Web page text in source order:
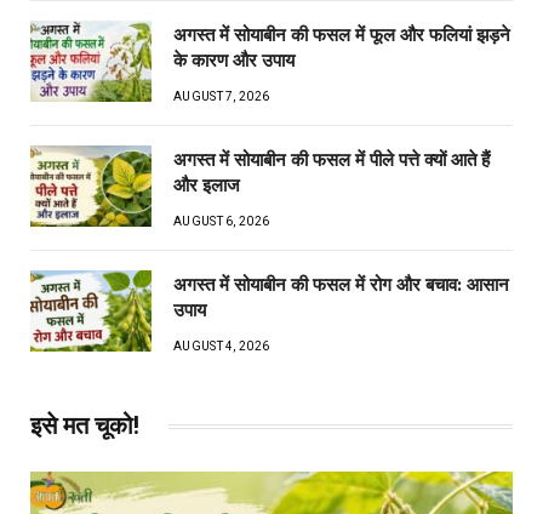
अगस्त में सोयाबीन की फसल में फूल और फलियां झड़ने
के कारण और उपाय
AUGUST 7, 2026
अगस्त में सोयाबीन की फसल में पीले पत्ते क्यों आते हैं
और इलाज
AUGUST 6, 2026
अगस्त में सोयाबीन की फसल में रोग और बचाव: आसान
उपाय
AUGUST 4, 2026
इसे मत चूको!